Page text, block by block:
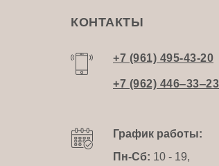
+7 (962) 446‒33‒23
+7 (961) 495-43-20
График работы:
Пн-Сб: 10 - 19,
КОНТАКТЫ